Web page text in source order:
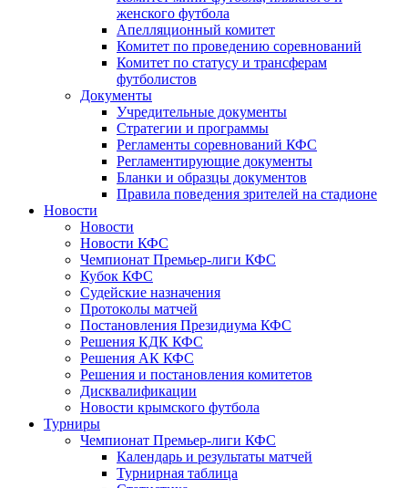
женского футбола
Апелляционный комитет
Комитет по проведению соревнований
Комитет по статусу и трансферам
футболистов
Документы
Учредительные документы
Стратегии и программы
Регламенты соревнований КФС
Регламентирующие документы
Бланки и образцы документов
Правила поведения зрителей на стадионе
Новости
Новости
Новости КФС
Чемпионат Премьер-лиги КФС
Кубок КФС
Судейские назначения
Протоколы матчей
Постановления Президиума КФС
Решения КДК КФС
Решения АК КФС
Решения и постановления комитетов
Дисквалификации
Новости крымского футбола
Турниры
Чемпионат Премьер-лиги КФС
Календарь и результаты матчей
Турнирная таблица